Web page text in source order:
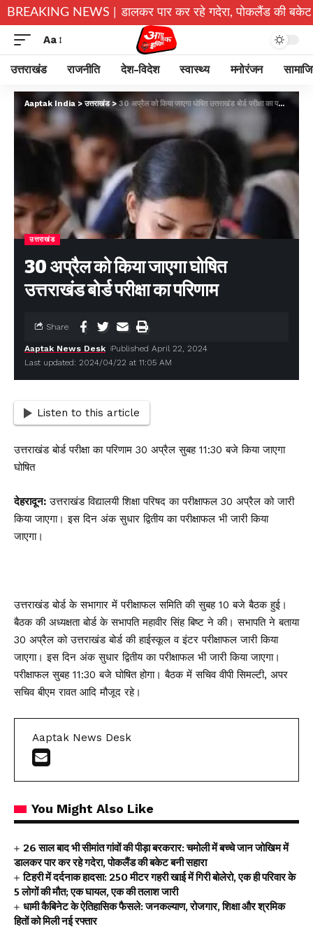
BREAKING NEWS |
जान जोखिम में डालकर पार कर रहे गदेरा, पोकलैंड की बकेट बनी
Aa
उत्तराखंड राजनीति देश-विदेश स्वास्थ्य मनोरंजन
Aaptak India >उत्तराखंड>30 अप्रैल को किया जाएगा घोषित उत्तराखंड बोर्ड परीक्षा का परिणाम
उत्तराखंड
30 अप्रैल को किया जाएगा घोषित
उत्तराखंड बोर्ड परीक्षा का परिणाम
Last updated: 2024/04/22 at 11:05 AM
Aaptak News Desk Published April 22, 2024
Share
Listen to this article
उत्तराखंड बोर्ड परीक्षा का परिणाम 30 अप्रैल सुबह 11:30 बजे किया जाएगा
घोषित
देहरादून: उत्तराखंड विद्यालयी शिक्षा परिषद का परीक्षाफल 30 अप्रैल को जारी
किया जाएगा। इस दिन अंक सुधार द्वितीय का परीक्षाफल भी जारी किया
जाएगा।
उत्तराखंड बोर्ड के सभागार में परीक्षाफल समिति की सुबह 10 बजे बैठक हुई।
बैठक की अध्यक्षता बोर्ड के सभापति महावीर सिंह बिष्ट ने की। सभापति ने बताया
30 अप्रैल को उत्तराखंड बोर्ड की हाईस्कूल व इंटर परीक्षाफल जारी किया
जाएगा। इस दिन अंक सुधार द्वितीय का परीक्षाफल भी जारी किया जाएगा।
परीक्षाफल सुबह 11:30 बजे घोषित होगा। बैठक में सचिव वीपी सिमल्टी, अपर
सचिव बीएम रावत आदि मौजूद रहे।
Aaptak News Desk
You Might Also Like
26 साल बाद भी सीमांत गांवों की पीड़ा बरकरार: चमोली में बच्चे जान जोखिम में
डालकर पार कर रहे गदेरा, पोकलैंड की बकेट बनी सहारा
टिहरी में दर्दनाक हादसा: 250 मीटर गहरी खाई में गिरी बोलेरो, एक ही परिवार के
5 लोगों की मौत; एक घायल, एक की तलाश जारी
धामी कैबिनेट के ऐतिहासिक फैसले: जनकल्याण, रोजगार, शिक्षा और श्रमिक
हितों को मिली नई रफ्तार